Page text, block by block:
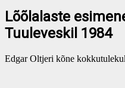
Lõõlalaste
Tuuleveskil 1984
Edgar Oltjeri kõne